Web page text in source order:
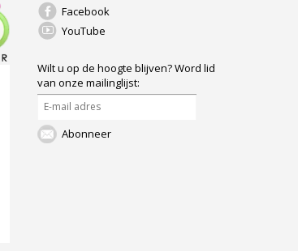
Facebook
YouTube
Wilt u op de hoogte blijven?Word lid
van onze mailinglijst:
Abonneer